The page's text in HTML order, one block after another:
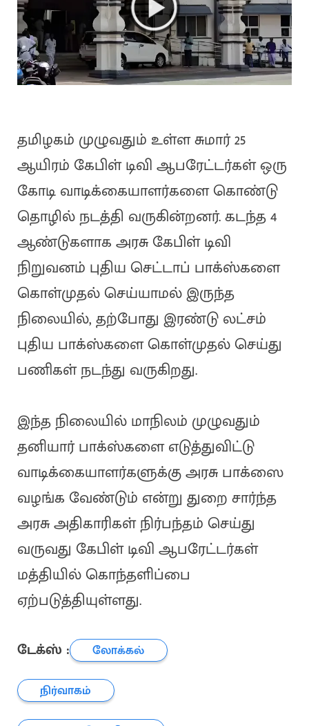
தமிழகம் முழுவதும் உள்ள சுமார் 25
ஆயிரம் கேபிள் டிவி ஆபரேட்டர்கள் ஒரு
கோடி வாடிக்கையாளர்களை கொண்டு
தொழில் நடத்தி வருகின்றனர். கடந்த 4
ஆண்டுகளாக அரசு கேபிள் டிவி
நிறுவனம் புதிய செட்டாப் பாக்ஸ்களை
கொள்முதல் செய்யாமல் இருந்த
நிலையில், தற்போது இரண்டு லட்சம்
புதிய பாக்ஸ்களை கொள்முதல் செய்து
பணிகள் நடந்து வருகிறது.
இந்த நிலையில் மாநிலம் முழுவதும்
தனியார் பாக்ஸ்களை எடுத்துவிட்டு
வாடிக்கையாளர்களுக்கு அரசு பாக்ஸை
வழங்க வேண்டும் என்று துறை சார்ந்த
அரசு அதிகாரிகள் நிர்பந்தம் செய்து
வருவது கேபிள் டிவி ஆபரேட்டர்கள்
மத்தியில் கொந்தளிப்பை
ஏற்படுத்தியுள்ளது.
டேக்ஸ் :
லோக்கல்
நிர்வாகம்